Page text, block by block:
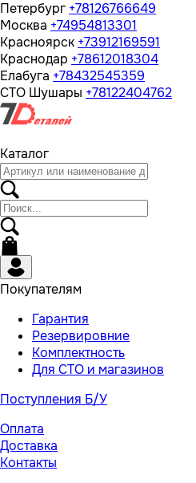
Петербург +78126766649
Москва +74954813301
Красноярск +73912169591
Краснодар +78612018304
Елабуга +78432545359
СТО Шушары +78122404762
Каталог
Покупателям
Гарантия
Резервировние
Комплектность
Для СТО и магазинов
Поступления Б/У
Оплата
Доставка
Контакты